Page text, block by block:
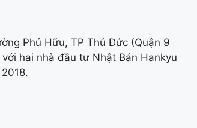
Phú Hữu, TP Thủ Đức (Quận 9
hai nhà đầu tư Nhật Bản Hankyu